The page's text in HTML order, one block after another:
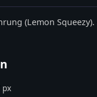
(Lemon Squeezy).
px